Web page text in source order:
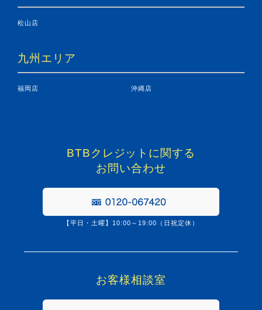
松山店
九州エリア
福岡店 沖縄店
BTBクレジットに関する
お問い合わせ
【平日・土曜】10:00～19:00（日祝定休）
お客様相談室